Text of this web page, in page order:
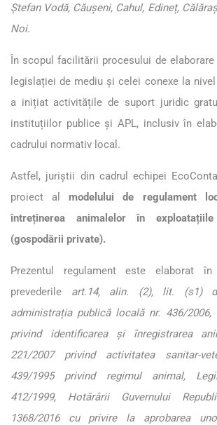
Ștefan Vodă, Căușeni, Cahul, Edineț,
Noi.
În scopul facilitării procesului de
legislației de mediu și celei conexe la
a inițiat activitățile de suport juridic
instituțiilor publice și APL, inclusiv în
cadrului normativ local.
Astfel, juriștii din cadrul echipei
proiect almodelului de regulament
întreținerea animalelor în exploatațiile
(gospodării private).
Prezentul regulament este elaborat
prevederile art.14, alin. (2), lit. (s1)
administrația publică locală nr. 436/2006,
privind identificarea și înregistrarea
221/2007 privind activitatea sanitar-
439/1995 privind regimul animal,
412/1999, Hotărârii Guvernului
1368/2016 cu privire la aprobarea